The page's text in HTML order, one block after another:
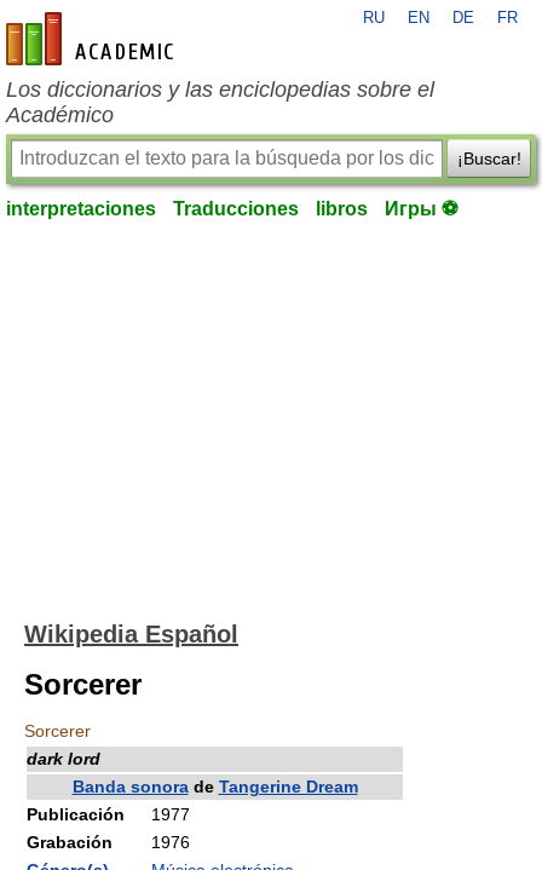
es-academic.com
RU EN DE FR
Los diccionarios y las enciclopedias sobre el
Académico
¡Buscar!
interpretaciones Traducciones libros Игры ⚽
Wikipedia Español
Sorcerer
Sorcerer
dark lord
Banda sonorade Tangerine Dream
Publicación
1977
Grabación
1976